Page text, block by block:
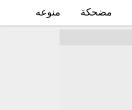
مضحكة منوعه